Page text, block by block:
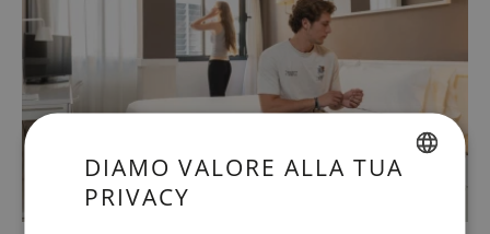
DIAMO VALORE ALLA TUA
PRIVACY